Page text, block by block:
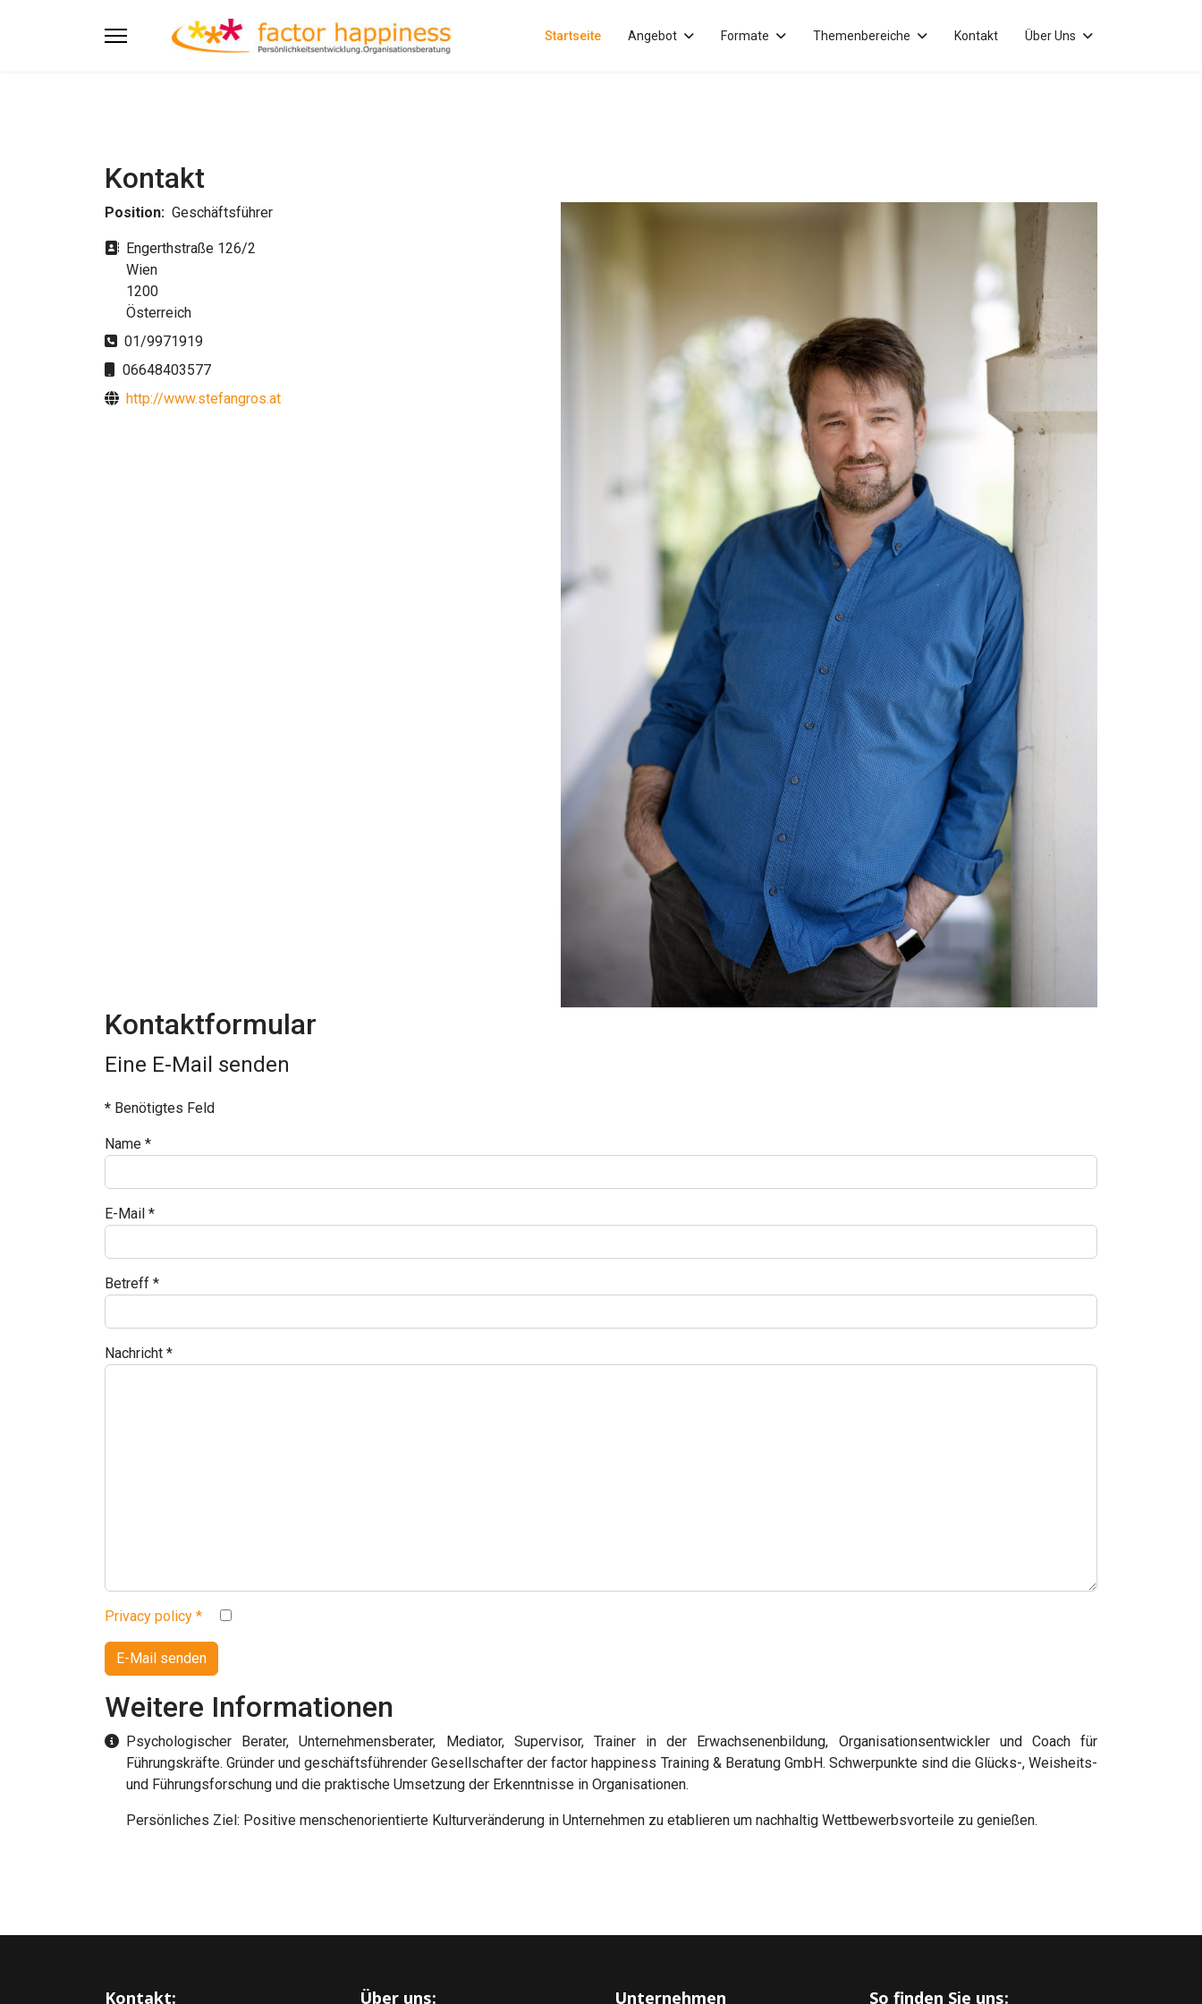
Startseite Angebot Formate Themenbereiche Kontakt Über Uns
Kontakt
Position: Geschäftsführer
Adresse
Engerthstraße 126/2
Wien
1200
Österreich
Telefon
01/9971919
Mobil
06648403577
Website
http://www.stefangros.at
Kontaktformular
Eine E-Mail senden
* Benötigtes Feld
Name *
E-Mail *
Betreff *
Nachricht *
Privacy policy *
E-Mail senden
Weitere Informationen
Weitere Informationen
Psychologischer Berater, Unternehmensberater, Mediator, Supervisor, Trainer in der Erwachsenenbildung, Organisationsentwickler und Coach für
Führungskräfte. Gründer und geschäftsführender Gesellschafter der factor happiness Training & Beratung GmbH. Schwerpunkte sind die Glücks-, Weisheits-
und Führungsforschung und die praktische Umsetzung der Erkenntnisse in Organisationen.
Persönliches Ziel: Positive menschenorientierte Kulturveränderung in Unternehmen zu etablieren um nachhaltig Wettbewerbsvorteile zu genießen.
Kontakt: Über uns: Unternehmen So finden Sie uns: